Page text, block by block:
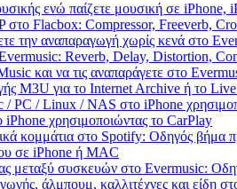
ενώ παίζετε μουσική σε iPhone,
στο Flacbox: Compressor, Freeverb,
την αναπαραγωγή χωρίς κενά στο
Reverb, Delay, Distortion,
και να τις αναπαράγετε στο
M3U για το Internet Archive ή το
PC / Linux / NAS στο iPhone
χρησιμοποιώντας το CarPlay
κομμάτια στο Spotify: Οδηγός βήμα
σε iPhone ή MAC
μεταξύ συσκευών στο Evermusic:
άλμπουμ, καλλιτέχνες και είδη